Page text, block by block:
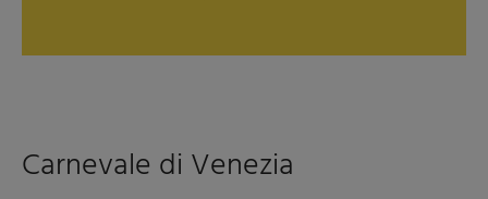
Carnevale di Venezia